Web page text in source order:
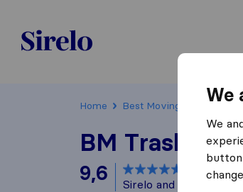
Sirelo.ch
Home Best Moving Companies
BM Traslochi
9,6 based on
Sirelo and Google
We
We